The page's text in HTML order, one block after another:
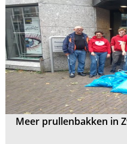
Meer prullenbakken in